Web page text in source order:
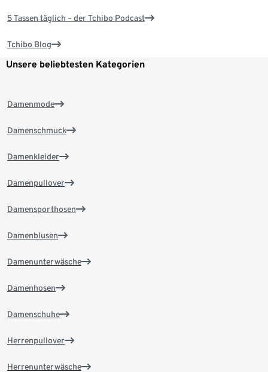
5 Tassen täglich – der Tchibo Podcast
Tchibo Blog
Unsere beliebtesten Kategorien
Damenmode
Damenschmuck
Damenkleider
Damenpullover
Damensporthosen
Damenblusen
Damenunterwäsche
Damenhosen
Damenschuhe
Herrenpullover
Herrenunterwäsche